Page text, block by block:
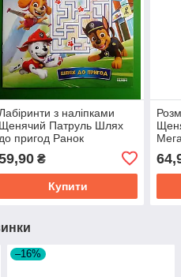
Лабіринти з наліпками
Щенячий Патруль Шлях
до пригод Ранок
₴
Купити
–16%